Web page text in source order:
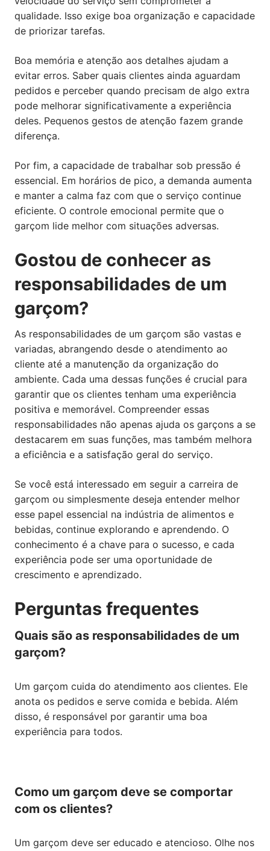
qualidade. Isso exige boa organização e capacidade
de priorizar tarefas.
Boa memória e atenção aos detalhes ajudam a
evitar erros. Saber quais clientes ainda aguardam
pedidos e perceber quando precisam de algo extra
pode melhorar significativamente a experiência
deles. Pequenos gestos de atenção fazem grande
diferença.
Por fim, a capacidade de trabalhar sob pressão é
essencial. Em horários de pico, a demanda aumenta
e manter a calma faz com que o serviço continue
eficiente. O controle emocional permite que o
garçom lide melhor com situações adversas.
Gostou de conhecer as
responsabilidades de um
garçom?
As responsabilidades de um garçom são vastas e
variadas, abrangendo desde o atendimento ao
cliente até a manutenção da organização do
ambiente. Cada uma dessas funções é crucial para
garantir que os clientes tenham uma experiência
positiva e memorável. Compreender essas
responsabilidades não apenas ajuda os garçons a se
destacarem em suas funções, mas também melhora
a eficiência e a satisfação geral do serviço.
Se você está interessado em seguir a carreira de
garçom ou simplesmente deseja entender melhor
esse papel essencial na indústria de alimentos e
bebidas, continue explorando e aprendendo. O
conhecimento é a chave para o sucesso, e cada
experiência pode ser uma oportunidade de
crescimento e aprendizado.
Perguntas frequentes
Quais são as responsabilidades de um
garçom?
Um garçom cuida do atendimento aos clientes. Ele
anota os pedidos e serve comida e bebida. Além
disso, é responsável por garantir uma boa
experiência para todos.
Como um garçom deve se comportar
com os clientes?
Um garçom deve ser educado e atencioso. Olhe nos